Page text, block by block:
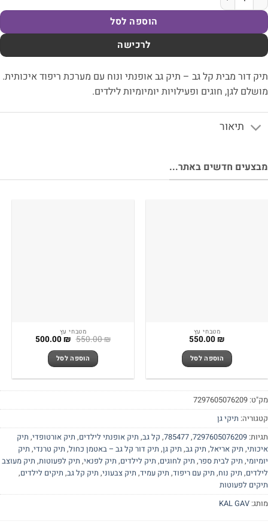
הוספה לסל
לרכישה
דור מבית קל גב – תיק גב אופנתי ונוח עם מערכת ריפוד איכותית.
לגן, חוגים ופעילויות יומיומיות לילדים.
תיאור
חדשים באתר...
מטבחי עץ
550.00₪
הוספה לסל
מטבחי עץ
550.00₪ המחיר
היה:
550.00 ₪.
500.00₪ המחיר
הוספה לסל
7297605076209
תיקי גן
7297605076209
,
785477
,קל גב,תיק אופנתי לילדים,תיק אורטופדי,תיק
,תיק אריאל,תיק גב,תיק גן ,תיק דור קל גב – באטמן כחול,תיק טרנדי,תיק
,תיק לבית ספר,תיק לחוגים,תיק לילדים,תיק לפנאי,תיק לפעוטות,תיק מעוצב
,תיק נוח,תיק עם ריפוד,תיק עמיד,תיק צבעוני,תיק קל גב,תיקים לילדים,
לפעוטות
KAL GAV